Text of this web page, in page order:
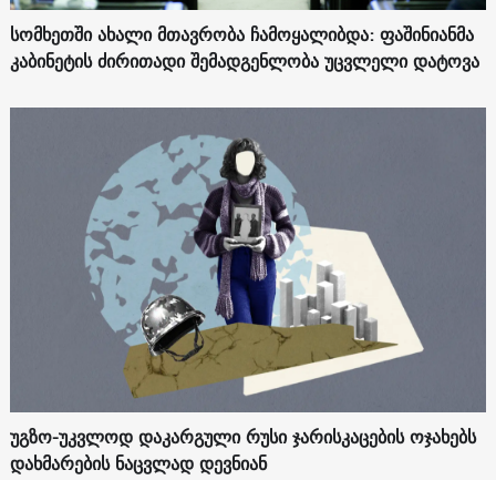
სომხეთში ახალი მთავრობა ჩამოყალიბდა: ფაშინიანმა
კაბინეტის ძირითადი შემადგენლობა უცვლელი დატოვა
უგზო-უკვლოდ დაკარგული რუსი ჯარისკაცების ოჯახებს
დახმარების ნაცვლად დევნიან